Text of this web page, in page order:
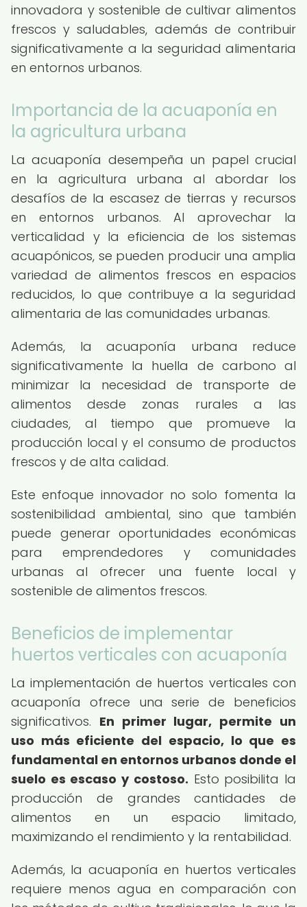
innovadora y sostenible de cultivar alimentos
frescos y saludables, además de contribuir
significativamente a la seguridad alimentaria
en entornos urbanos.
Importancia de la acuaponía en
la agricultura urbana
La acuaponía desempeña un papel crucial
en la agricultura urbana al abordar los
desafíos de la escasez de tierras y recursos
en entornos urbanos. Al aprovechar la
verticalidad y la eficiencia de los sistemas
acuapónicos, se pueden producir una amplia
variedad de alimentos frescos en espacios
reducidos, lo que contribuye a la seguridad
alimentaria de las comunidades urbanas.
Además, la acuaponía urbana reduce
significativamente la huella de carbono al
minimizar la necesidad de transporte de
alimentos desde zonas rurales a las
ciudades, al tiempo que promueve la
producción local y el consumo de productos
frescos y de alta calidad.
Este enfoque innovador no solo fomenta la
sostenibilidad ambiental, sino que también
puede generar oportunidades económicas
para emprendedores y comunidades
urbanas al ofrecer una fuente local y
sostenible de alimentos frescos.
Beneficios de implementar
huertos verticales con acuaponía
La implementación de huertos verticales con
acuaponía ofrece una serie de beneficios
significativos. En primer lugar, permite un
uso más eficiente del espacio, lo que es
fundamental en entornos urbanos donde el
suelo es escaso y costoso. Esto posibilita la
producción de grandes cantidades de
alimentos en un espacio limitado,
maximizando el rendimiento y la rentabilidad.
Además, la acuaponía en huertos verticales
requiere menos agua en comparación con